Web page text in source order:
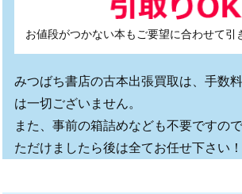
お値段がつかない本もご要望に合わせて引
みつばち書店の古本出張買取は、手数
は一切ございません。
また、事前の箱詰めなども不要ですの
ただけましたら後は全てお任せ下さい！